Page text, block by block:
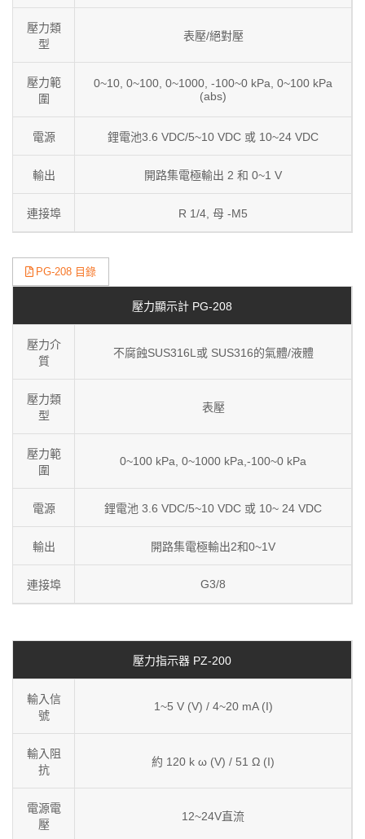
壓力類
型
表壓/絕對壓
壓力範
圍
0~10, 0~100, 0~1000, -100~0 kPa, 0~100 kPa
(abs)
電源 鋰電池3.6 VDC/5~10 VDC 或 10~24 VDC
輸出 開路集電極輸出 2 和 0~1 V
連接埠 R 1/4, 母 -M5
PG-208 目錄
壓力顯示計 PG-208
壓力介
質
不腐蝕SUS316L或 SUS316的氣體/液體
壓力類
型
表壓
壓力範
圍
0~100 kPa, 0~1000 kPa,-100~0 kPa
電源 鋰電池 3.6 VDC/5~10 VDC 或 10~ 24 VDC
輸出 開路集電極輸出2和0~1V
連接埠 G3/8
壓力指示器 PZ-200
輸入信
號
1~5 V (V) / 4~20 mA (I)
輸入阻
抗
約 120 k ω (V) / 51 Ω (I)
電源電
壓
12~24V直流